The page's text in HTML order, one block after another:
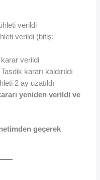
verildi
verildi (bitiş:
verildi
kararı kaldırıldı
2 ay uzatıldı
yeniden verildi ve
geçerek